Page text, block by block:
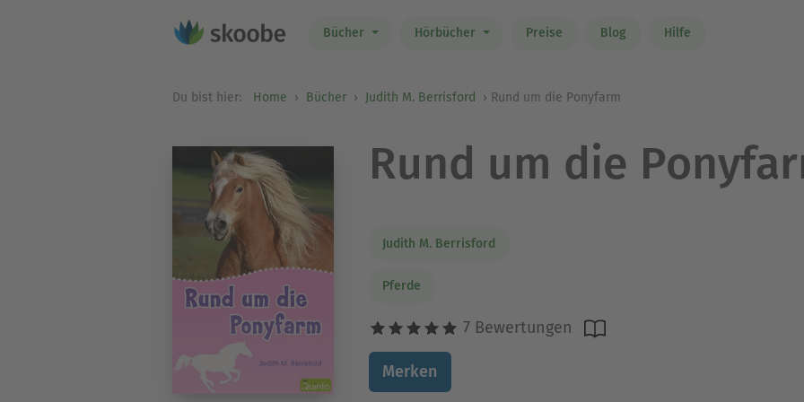
Bücher Hörbücher Preise Blog Hilfe
Du bist hier: Home Bücher Judith M. Berrisford Rund um die Ponyfarm
Rund um die
Judith M. Berrisford
Pferde
7 Bewertungen
Merken